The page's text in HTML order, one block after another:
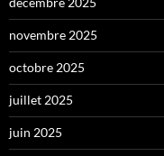
novembre 2025
octobre 2025
juillet 2025
juin 2025